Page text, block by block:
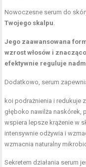
Nowoczesne serum do
Twojego skalpu.
Jego zaawansowana
wzrost włosów i
efektywnie reguluje
Dodatkowo, serum
koi podrażnienia i redukuje
głęboko nawilża naskórek,
wspiera lepsze krążenie w
intensywnie odżywia i
wzmacnia naturalny
Sekretem działania serum